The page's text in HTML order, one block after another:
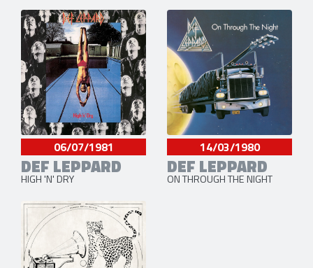
06/07/1981
DEF LEPPARD
HIGH 'N' DRY
14/03/1980
DEF LEPPARD
ON THROUGH THE NIGHT